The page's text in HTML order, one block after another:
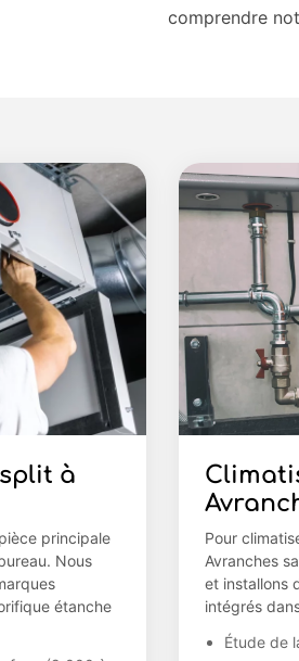
comprendre
à
principale
Nous
étanche
Pour
Avranches
et installons
intégrés
Étude de